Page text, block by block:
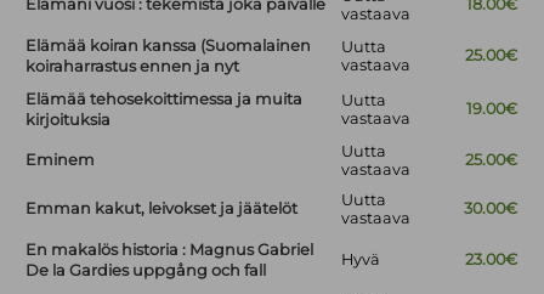
Elämäni vuosi : tekemistä joka päivälle
vastaava
18.00€
Elämää koiran kanssa (Suomalainen
koiraharrastus ennen ja nyt
Uutta
vastaava
25.00€
Elämää tehosekoittimessa ja muita
kirjoituksia
Uutta
vastaava
19.00€
Eminem
Uutta
vastaava
25.00€
Emman kakut, leivokset ja jäätelöt
Uutta
vastaava
30.00€
En makalös historia : Magnus Gabriel
De la Gardies uppgång och fall
Hyvä 23.00€